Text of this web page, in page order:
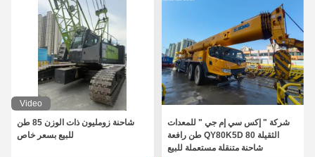
Video
شاحنة زومليون ذات الوزن 85 طن
للبيع بسعر خاص
شركة " إكس سي إم جي " للمعدات
الثقيلة QY80K5D 80 طن رافعة
شاحنة متنقلة مستعملة للبيع